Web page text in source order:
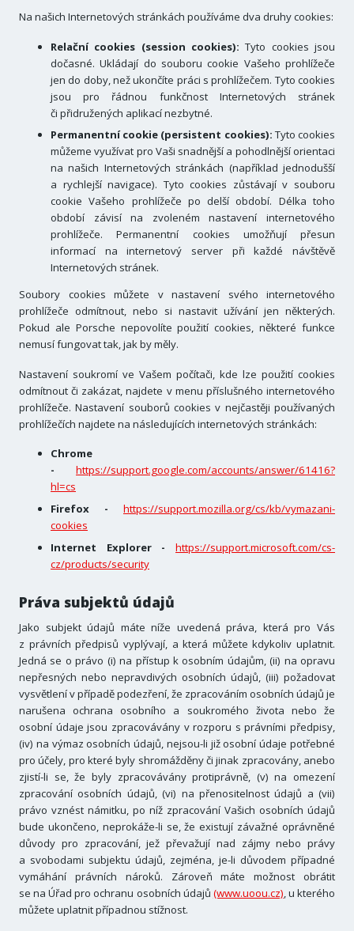
Na našich Internetových stránkách používáme dva druhy cookies:
Relační cookies (session cookies): Tyto cookies jsou
dočasné. Ukládají do souboru cookie Vašeho prohlížeče
jen do doby, než ukončíte práci s prohlížečem. Tyto cookies
jsou pro řádnou funkčnost Internetových stránek
či přidružených aplikací nezbytné.
Permanentní cookie (persistent cookies): Tyto cookies
můžeme využívat pro Vaši snadnější a pohodlnější orientaci
na našich Internetových stránkách (například jednodušší
a rychlejší navigace). Tyto cookies zůstávají v souboru
cookie Vašeho prohlížeče po delší období. Délka toho
období závisí na zvoleném nastavení internetového
prohlížeče. Permanentní cookies umožňují přesun
informací na internetový server při každé návštěvě
Internetových stránek.
Soubory cookies můžete v nastavení svého internetového
prohlížeče odmítnout, nebo si nastavit užívání jen některých.
Pokud ale Porsche nepovolíte použití cookies, některé funkce
nemusí fungovat tak, jak by měly.
Nastavení soukromí ve Vašem počítači, kde lze použití cookies
odmítnout či zakázat, najdete v menu příslušného internetového
prohlížeče. Nastavení souborů cookies v nejčastěji používaných
prohlížečích najdete na následujících internetových stránkách:
Chrome
-
https://support.google.com/accounts/answer/61416?
hl=cs
Firefox -
https://support.mozilla.org/cs/kb/vymazani-
cookies
Internet Explorer -
https://support.microsoft.com/cs-
cz/products/security
Práva subjektů údajů
Jako subjekt údajů máte níže uvedená práva, která pro Vás
z právních předpisů vyplývají, a která můžete kdykoliv uplatnit.
Jedná se o právo (i) na přístup k osobním údajům, (ii) na opravu
nepřesných nebo nepravdivých osobních údajů, (iii) požadovat
vysvětlení v případě podezření, že zpracováním osobních údajů je
narušena ochrana osobního a soukromého života nebo že
osobní údaje jsou zpracovávány v rozporu s právními předpisy,
(iv) na výmaz osobních údajů, nejsou-li již osobní údaje potřebné
pro účely, pro které byly shromážděny či jinak zpracovány, anebo
zjistí-li se, že byly zpracovávány protiprávně, (v) na omezení
zpracování osobních údajů, (vi) na přenositelnost údajů a (vii)
právo vznést námitku, po níž zpracování Vašich osobních údajů
bude ukončeno, neprokáže-li se, že existují závažné oprávněné
důvody pro zpracování, jež převažují nad zájmy nebo právy
a svobodami subjektu údajů, zejména, je-li důvodem případné
vymáhání právních nároků. Zároveň máte možnost obrátit
se na Úřad pro ochranu osobních údajů (www.uoou.cz), u kterého
můžete uplatnit případnou stížnost.